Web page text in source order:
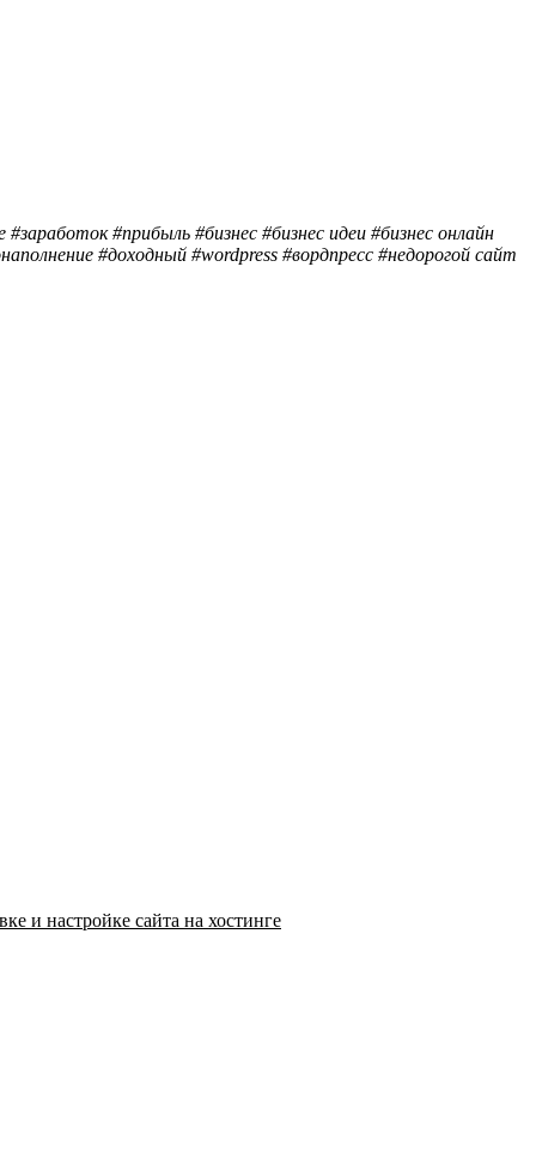
#прибыль #бизнес #бизнес идеи #бизнес онлайн
#доходный #wordpress #вордпресс #недорогой сайт
и настройке сайта на хостинге